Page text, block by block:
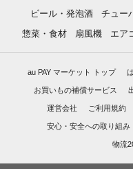
ビール・発泡酒 チュー
惣菜・食材
扇風機 エア
au PAY マーケット トップ
お買いもの補償サービス
運営会社 ご利用規約
安心・安全への取り組み
物流